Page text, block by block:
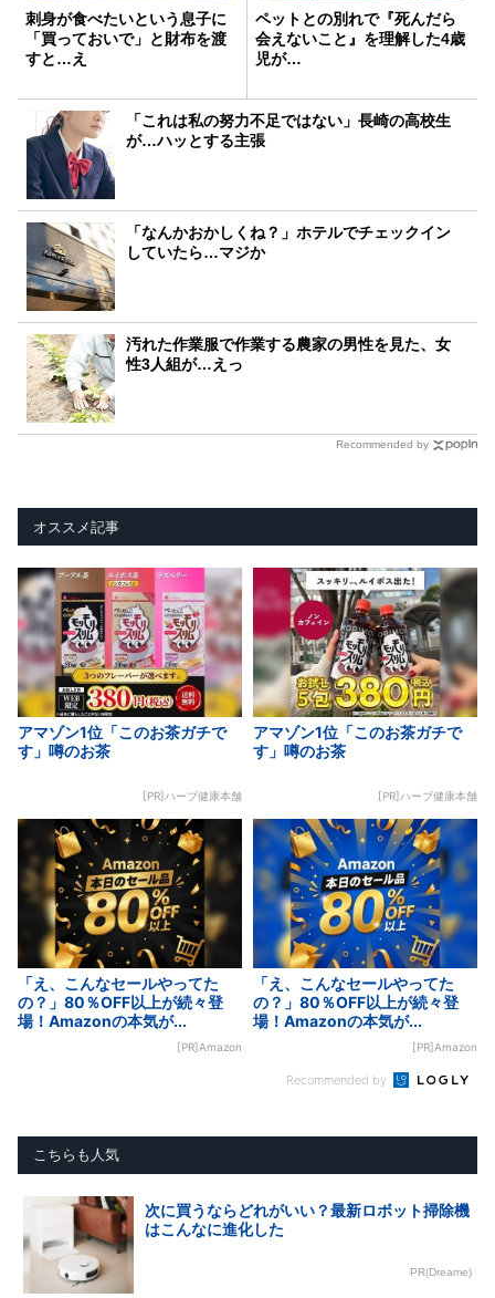
刺身が食べたいという息子に
「買っておいで」と財布を渡
すと…え
ペットとの別れで『死んだら
会えないこと』を理解した4歳
児が…
「これは私の努力不足ではない」長崎の高校生
が…ハッとする主張
「なんかおかしくね？」ホテルでチェックイン
していたら…マジか
汚れた作業服で作業する農家の男性を見た、女
性3人組が…えっ
Recommended by
オススメ記事
アマゾン1位「このお茶ガチで
す」噂のお茶
[PR]ハーブ健康本舗
アマゾン1位「このお茶ガチで
す」噂のお茶
[PR]ハーブ健康本舗
「え、こんなセールやってた
の？」80％OFF以上が続々登
場！Amazonの本気が...
[PR]Amazon
「え、こんなセールやってた
の？」80％OFF以上が続々登
場！Amazonの本気が...
[PR]Amazon
Recommended by
こちらも人気
次に買うならどれがいい？最新ロボット掃除機
はこんなに進化した
PR(Dreame)